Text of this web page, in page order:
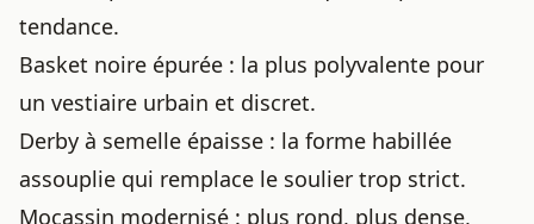
tendance.
Basket noire épurée : la plus polyvalente pour
un vestiaire urbain et discret.
Derby à semelle épaisse : la forme habillée
assouplie qui remplace le soulier trop strict.
Mocassin modernisé : plus rond, plus dense,